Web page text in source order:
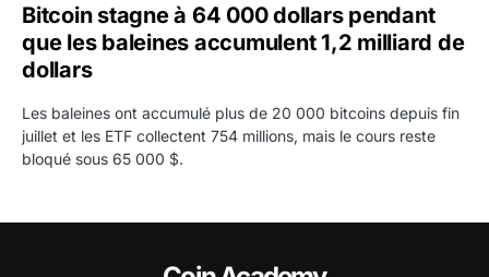
Bitcoin stagne à 64 000 dollars pendant
que les baleines accumulent 1,2 milliard de
dollars
Les baleines ont accumulé plus de 20 000 bitcoins depuis fin
juillet et les ETF collectent 754 millions, mais le cours reste
bloqué sous 65 000 $.